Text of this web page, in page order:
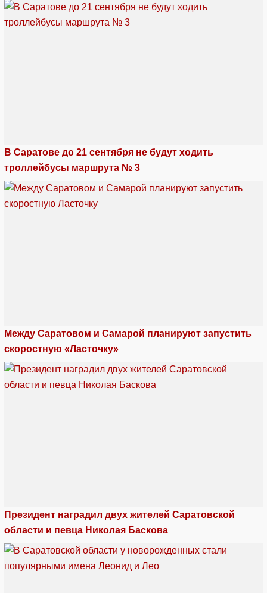
В Саратове до 21 сентября не будут ходить
троллейбусы маршрута № 3
Между Саратовом и Самарой планируют запустить
скоростную «Ласточку»
Президент наградил двух жителей Саратовской
области и певца Николая Баскова